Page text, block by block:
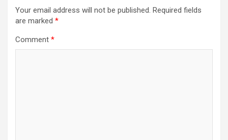
Your email address will not be published. Required fields
are marked *
Comment *